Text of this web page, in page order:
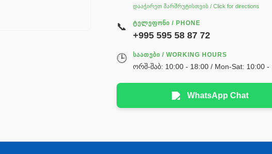
დააჭირეთ მარშრუტისთვის / Click for directions
📞 ᲢᲔᲚᲔᲤᲝᲜᲘ / PHONE
+995 595 58 87 72
🕒 ᲡᲐᲐᲗᲔᲑᲘ / WORKING HOURS
ორშ-შაბ: 10:00 - 18:00 / Mon-Sat: 10:00 -
WhatsApp Chat